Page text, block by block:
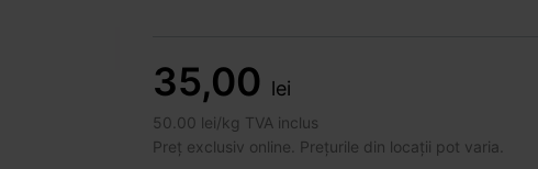
35,00 lei
50.00 lei/kg TVA inclus
Preț exclusiv online. Prețurile din locații pot varia.